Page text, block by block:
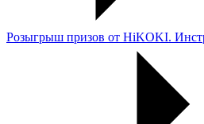
Розыгрыш призов от HiKOKI.